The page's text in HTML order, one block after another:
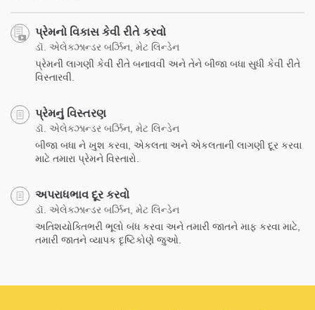
પ્રેમનો વિકાસ કેવી રીતે કરવો
ડૉ. એલેક્ઝાન્ડર બર્ઝિન, મેટ લિન્ડેન
પ્રેમની લાગણી કેવી રીતે બનાવવી અને તેને બીજા બધા સુધી કેવી રીતે
વિસ્તારવી.
પ્રેમનું વિસ્તરણ
ડૉ. એલેક્ઝાન્ડર બર્ઝિન, મેટ લિન્ડેન
બીજા બધા ને ખુશ કરવા, એકલતા અને એકલતાની લાગણી દૂર કરવા
માટે તમારા પ્રેમને વિસ્તારો.
અપરાધભાવ દૂર કરવો
ડૉ. એલેક્ઝાન્ડર બર્ઝિન, મેટ લિન્ડેન
અતિશયોક્તિભરી ભૂલો બંધ કરવા અને તમારી જાતને માફ કરવા માટે,
તમારી જાતને વ્યાપક દૃષ્ટિકોણે જુઓ.